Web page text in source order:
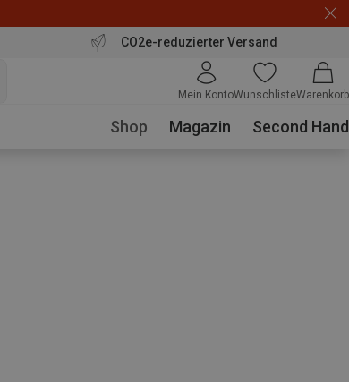
CO2e-reduzierter Versand
Mein KontoWunschlisteWarenkorb
Shop Magazin Second Hand